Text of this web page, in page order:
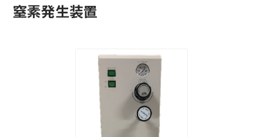
窒素発生装置